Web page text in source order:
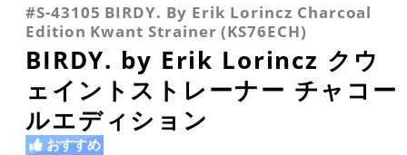
#S-43105 BIRDY. By Erik Lorincz Charcoal
Edition Kwant Strainer (KS76ECH)
BIRDY. by Erik Lorincz クウ
ェイントストレーナー チャコー
ルエディション
おすすめ